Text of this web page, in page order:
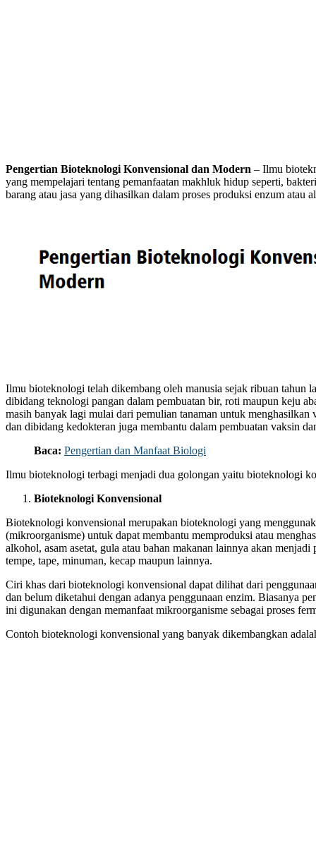
Pengertian Bioteknologi Konvensional dan Modern – Ilmu
yang mempelajari tentang pemanfaatan makhluk hidup seperti,
barang atau jasa yang dihasilkan dalam proses produksi enzum atau
Ilmu bioteknologi telah dikembang oleh manusia sejak ribuan tahun
dibidang teknologi pangan dalam pembuatan bir, roti maupun keju
masih banyak lagi mulai dari pemulian tanaman untuk menghasilkan
dan dibidang kedokteran juga membantu dalam pembuatan vaksin
Baca: Pengertian dan Manfaat Biologi
Ilmu bioteknologi terbagi menjadi dua golongan yaitu bioteknologi
Bioteknologi Konvensional
Bioteknologi konvensional merupakan bioteknologi yang
(mikroorganisme) untuk dapat membantu memproduksi atau
alkohol, asam asetat, gula atau bahan makanan lainnya akan
tempe, tape, minuman, kecap maupun lainnya.
Ciri khas dari bioteknologi konvensional dapat dilihat dari
dan belum diketahui dengan adanya penggunaan enzim. Biasanya
ini digunakan dengan memanfaat mikroorganisme sebagai proses
Contoh bioteknologi konvensional yang banyak dikembangkan